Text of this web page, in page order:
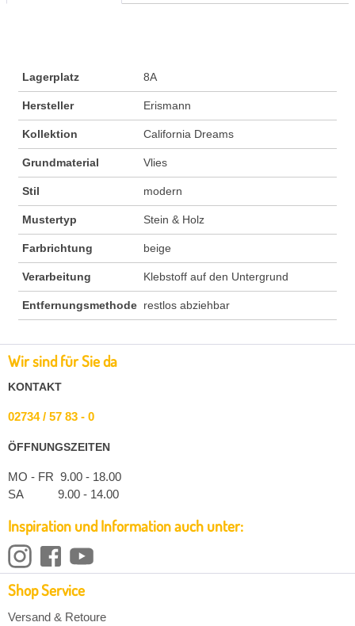
Lagerplatz 8A
Hersteller Erismann
Kollektion California Dreams
Grundmaterial Vlies
Stil modern
Mustertyp Stein & Holz
Farbrichtung beige
Verarbeitung Klebstoff auf den Untergrund
Entfernungsmethode restlos abziehbar
Wir sind für Sie da
KONTAKT
02734 / 57 83 - 0
ÖFFNUNGSZEITEN
MO - FR 9.00 - 18.00
SA 9.00 - 14.00
Inspiration und Information auch unter:
Shop Service
Versand & Retoure